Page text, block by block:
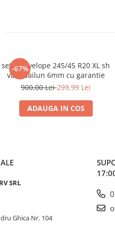
-67%
set 2 anvelope 245/45 R20 XL sh
vara Sailun 6mm cu garantie
900,00 Lei299,99 Lei
ADAUGA IN COS
SRL
Ghica Nr. 104